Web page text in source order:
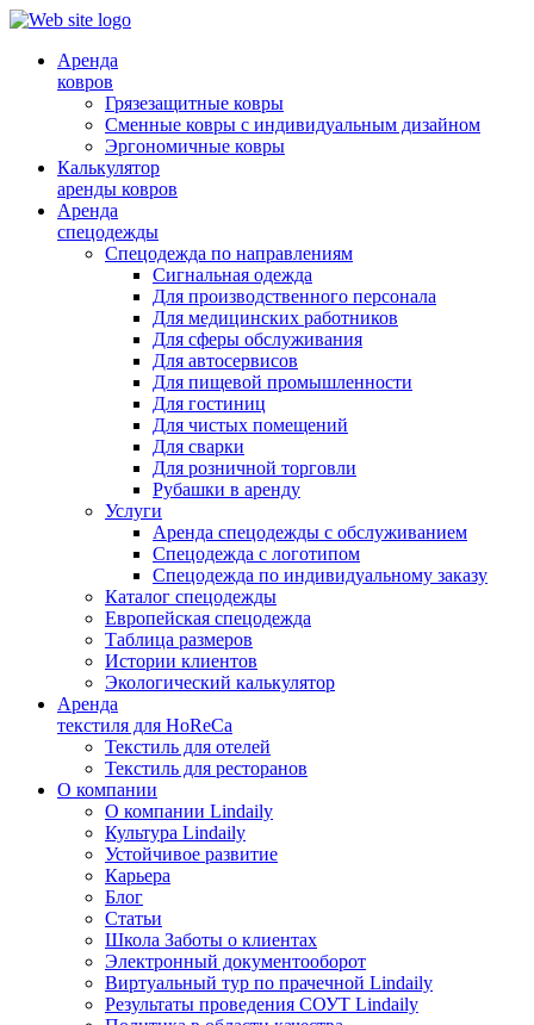
Аренда
ковров
Грязезащитные ковры
Сменные ковры с индивидуальным дизайном
Эргономичные ковры
Калькулятор
аренды ковров
Аренда
спецодежды
Спецодежда по направлениям
Сигнальная одежда
Для производственного персонала
Для медицинских работников
Для сферы обслуживания
Для автосервисов
Для пищевой промышленности
Для гостиниц
Для чистых помещений
Для сварки
Для розничной торговли
Рубашки в аренду
Услуги
Аренда спецодежды с обслуживанием
Спецодежда с логотипом
Спецодежда по индивидуальному заказу
Каталог спецодежды
Европейская спецодежда
Таблица размеров
Истории клиентов
Экологический калькулятор
Аренда
текстиля для HoReCa
Текстиль для отелей
Текстиль для ресторанов
О компании
О компании Lindaily
Культура Lindaily
Устойчивое развитие
Карьера
Блог
Статьи
Школа Заботы о клиентах
Электронный документооборот
Виртуальный тур по прачечной Lindaily
Результаты проведения СОУТ Lindaily